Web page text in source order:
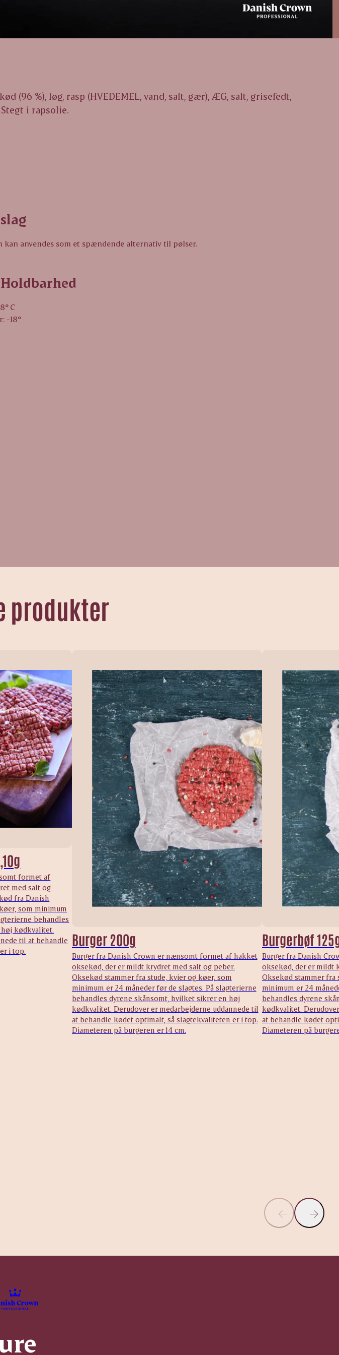
(96 %), løg, rasp (HVEDEMEL, vand, salt, gær), ÆG, salt, grisefedt,
i rapsolie.
kan anvendes som et spændende alternativ til pølser.
C
-18°
produkter
formet af
med salt og
fra Danish
som minimum
behandles
kødkvalitet.
til at behandle
i top.
Burger 200g
Burger fra Danish Crown er nænsomt formet af hakket
oksekød, der er mildt krydret med salt og peber.
Oksekød stammer fra stude, kvier og køer, som
minimum er 24 måneder før de slagtes. På slagterierne
behandles dyrene skånsomt, hvilket sikrer en høj
kødkvalitet. Derudover er medarbejderne uddannede til
at behandle kødet optimalt, så slagtekvaliteten er i top.
Diameteren på burgeren er 14 cm.
Burgerbøf
Burger fra Danish
oksekød, der er mildt
Oksekød stammer fra
minimum er 24
behandles dyrene
kødkvalitet.
at behandle kødet
Diameteren på